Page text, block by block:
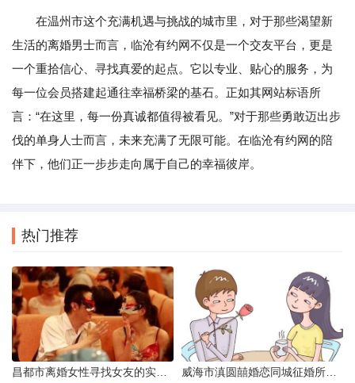
在温州市这个充满机遇与挑战的城市里，对于那些渴望新
生活的离婚男士而言，临沧有约网不仅是一个交友平台，更是
一个重拾信心、寻找真爱的起点。它以专业、贴心的服务，为
每一位会员搭建起通往幸福桥梁的基石。正如其网站标语所
言：“在这里，每一份真诚都值得被看见。”对于那些勇敢迈出步
伐的单身人士而言，未来充满了无限可能。在临沧有约网的陪
伴下，他们正一步步走向属于自己的幸福彼岸。
热门推荐